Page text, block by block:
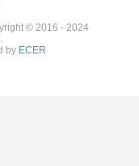
© 2016 - 2024
by ECER